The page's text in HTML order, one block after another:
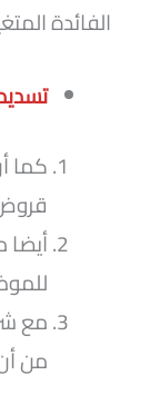
الفائدة
كما
قروض
مع
من